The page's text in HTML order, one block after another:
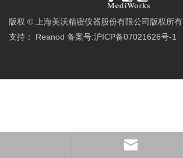
版权 © 上海美沃精密仪器股份有限公司版权所有
支持：
Reanod 备案号:沪ICP备07021626号-1